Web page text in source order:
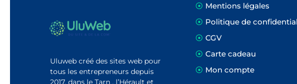
Uluweb créé des sites web pour
tous les entrepreneurs depuis
2017, dans le Tarn , l’Hérault et
Mentions légales
Politique de
CGV
Carte cadeau
Mon compte